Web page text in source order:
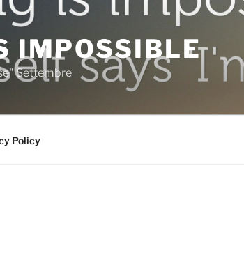
IMPOSSIBLE
Settembre
Policy